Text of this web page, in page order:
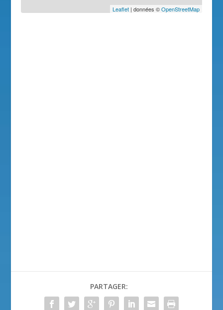
Leaflet| données ©OpenStreetMap
PARTAGER: